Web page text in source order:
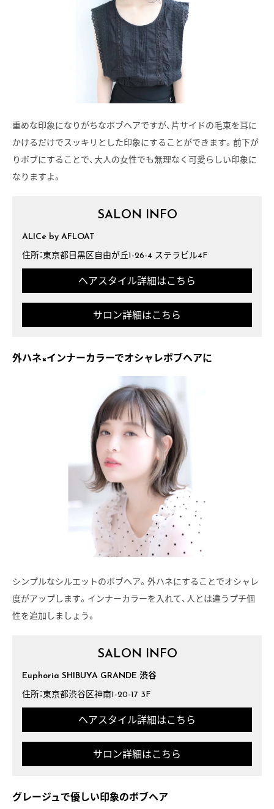
重めな印象になりがちなボブヘアですが、片サイドの毛束を耳に
かけるだけでスッキリとした印象にすることができます。前下が
りボブにすることで、大人の女性でも無理なく可愛らしい印象に
なりますよ。
SALON INFO
ALICe by AFLOAT
住所：東京都目黒区自由が丘1-26-4 ステラビル4F
ヘアスタイル詳細はこちら
サロン詳細はこちら
外ハネ×インナーカラーでオシャレボブヘアに
シンプルなシルエットのボブヘア。外ハネにすることでオシャレ
度がアップします。インナーカラーを入れて、人とは違うプチ個
性を追加しましょう。
SALON INFO
Euphoria SHIBUYA GRANDE 渋谷
住所：東京都渋谷区神南1-20-17 3F
ヘアスタイル詳細はこちら
サロン詳細はこちら
グレージュで優しい印象のボブヘア